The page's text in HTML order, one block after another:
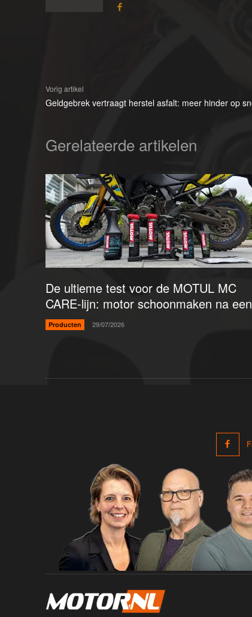
Vorig artikel
Geldgebrek vertraagt herstel asfalt: meer hinder op
Gerelateerde artikelen
De ultieme test voor de MOTUL MC
CARE-lijn: motor schoonmaken na
Producten 29/07/2026